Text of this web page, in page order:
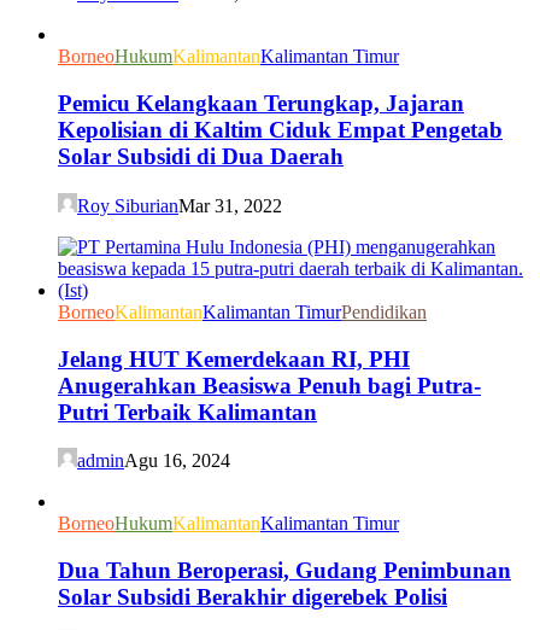
BorneoHukumKalimantanKalimantan Timur
Pemicu Kelangkaan Terungkap, Jajaran
Kepolisian di Kaltim Ciduk Empat Pengetab
Solar Subsidi di Dua Daerah
Roy SiburianMar 31, 2022
BorneoKalimantanKalimantan TimurPendidikan
Jelang HUT Kemerdekaan RI, PHI
Anugerahkan Beasiswa Penuh bagi Putra-
Putri Terbaik Kalimantan
adminAgu 16, 2024
BorneoHukumKalimantanKalimantan Timur
Dua Tahun Beroperasi, Gudang Penimbunan
Solar Subsidi Berakhir digerebek Polisi